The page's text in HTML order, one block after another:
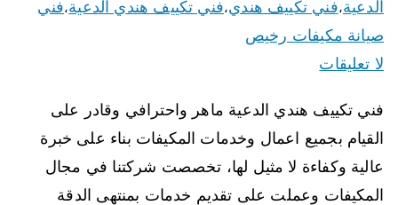
الدعية،فني تكييف هندي،فني تكييف هندي الدعية،فني
صيانة مكيفات رخيص
لا تعليقات
فني تكييف هندي الدعية ماهر واحترافي وقادر على
القيام بجميع اعمال وخدمات المكيفات بناء على خبرة
عالية وكفاءة لا مثيل لها، تخصصت شركتنا في مجال
المكيفات وعملت على تقديم خدمات بمنتهى الدقة